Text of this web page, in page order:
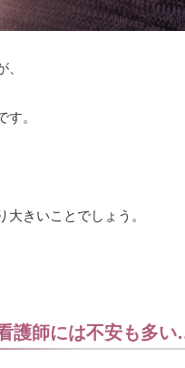
。
きいことでしょう。
護師には不安も多